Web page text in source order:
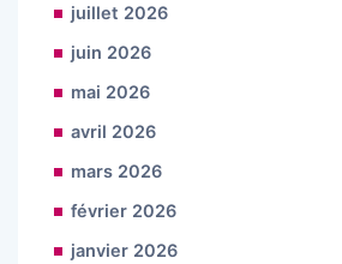
juillet 2026
juin 2026
mai 2026
avril 2026
mars 2026
février 2026
janvier 2026